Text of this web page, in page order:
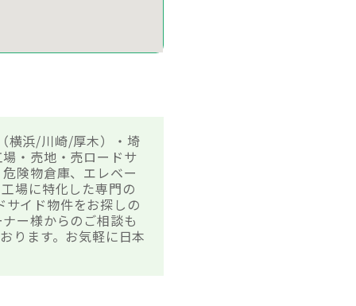
横浜/川崎/厚木）・埼
・売地・売ロードサ
険物倉庫、エレベー
場に特化した専門の
イド物件をお探しの
ー様からのご相談も
ります。お気軽に日本